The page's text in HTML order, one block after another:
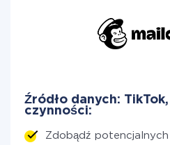
Źródło danych:
czynności:
Zdobądź